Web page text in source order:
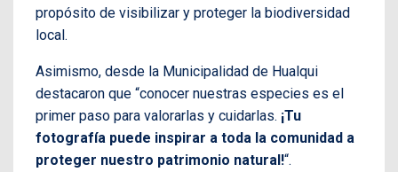
propósito de visibilizar y proteger la biodiversidad
local.
Asimismo, desde la Municipalidad de Hualqui
destacaron que “conocer nuestras especies es el
primer paso para valorarlas y cuidarlas. ¡Tu
fotografía puede inspirar a toda la comunidad a
proteger nuestro patrimonio natural!“.